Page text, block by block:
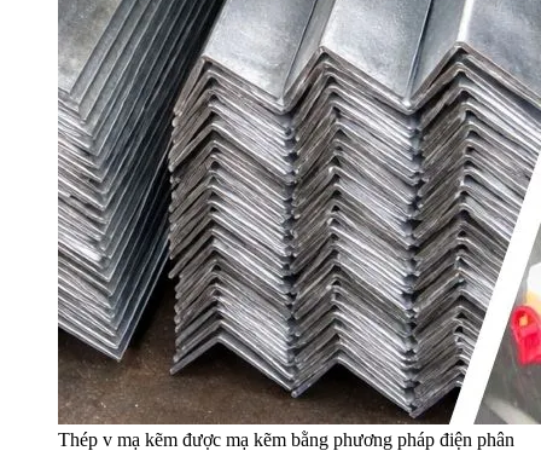
Thép v mạ kẽm được mạ kẽm bằng phương pháp điện phân